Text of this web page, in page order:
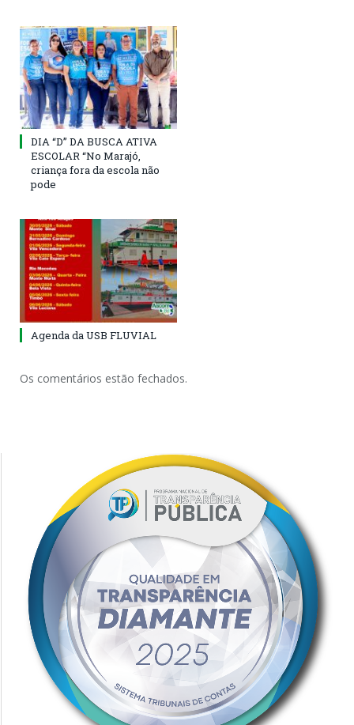
DIA “D” DA BUSCA ATIVA
ESCOLAR “No Marajó,
criança fora da escola não
pode
Agenda da USB FLUVIAL
Os comentários estão fechados.